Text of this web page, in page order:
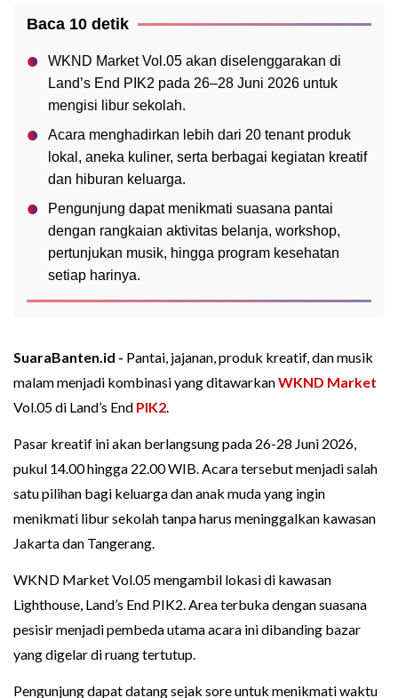
Baca 10 detik
WKND Market Vol.05 akan diselenggarakan di
Land’s End PIK2 pada 26–28 Juni 2026 untuk
mengisi libur sekolah.
Acara menghadirkan lebih dari 20 tenant produk
lokal, aneka kuliner, serta berbagai kegiatan kreatif
dan hiburan keluarga.
Pengunjung dapat menikmati suasana pantai
dengan rangkaian aktivitas belanja, workshop,
pertunjukan musik, hingga program kesehatan
setiap harinya.
SuaraBanten.id - Pantai, jajanan, produk kreatif, dan musik
malam menjadi kombinasi yang ditawarkanWKND Market
Vol.05 di Land’s End PIK2.
Pasar kreatif ini akan berlangsung pada 26-28 Juni 2026,
pukul 14.00 hingga 22.00 WIB. Acara tersebut menjadi salah
satu pilihan bagi keluarga dan anak muda yang ingin
menikmati libur sekolah tanpa harus meninggalkan kawasan
Jakarta dan Tangerang.
WKND Market Vol.05 mengambil lokasi di kawasan
Lighthouse, Land’s End PIK2. Area terbuka dengan suasana
pesisir menjadi pembeda utama acara ini dibanding bazar
yang digelar di ruang tertutup.
Pengunjung dapat datang sejak sore untuk menikmati waktu